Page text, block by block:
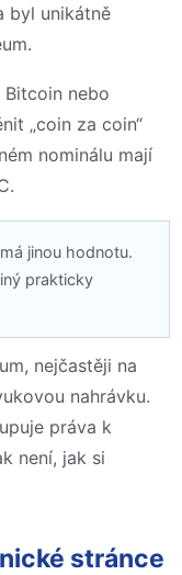
byl unikátně
nebo
„coin za coin“
nominálu mají
jinou hodnotu.
prakticky
nejčastěji na
nahrávku.
práva k
není, jak si
stránce